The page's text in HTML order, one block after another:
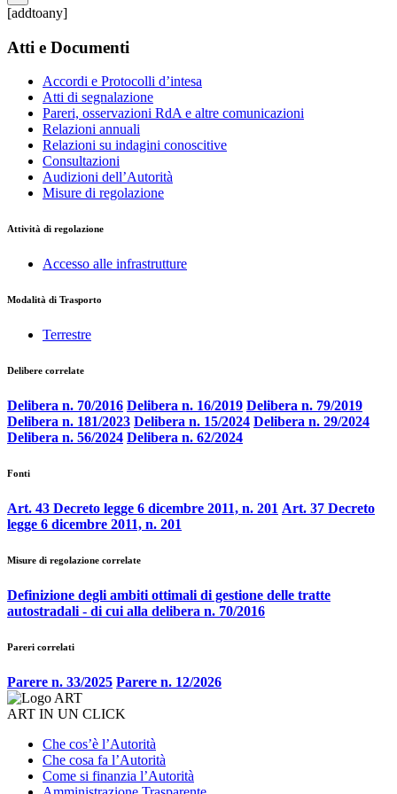
[addtoany]
Atti e Documenti
Accordi e Protocolli d’intesa
Atti di segnalazione
Pareri, osservazioni RdA e altre comunicazioni
Relazioni annuali
Relazioni su indagini conoscitive
Consultazioni
Audizioni dell’Autorità
Misure di regolazione
Attività di regolazione
Accesso alle infrastrutture
Modalità di Trasporto
Terrestre
Delibere correlate
Delibera n. 70/2016 Delibera n. 16/2019 Delibera n. 79/2019
Delibera n. 181/2023 Delibera n. 15/2024 Delibera n. 29/2024
Delibera n. 56/2024 Delibera n. 62/2024
Fonti
Art. 43 Decreto legge 6 dicembre 2011, n. 201 Art. 37 Decreto
legge 6 dicembre 2011, n. 201
Misure di regolazione correlate
Definizione degli ambiti ottimali di gestione delle tratte
autostradali - di cui alla delibera n. 70/2016
Pareri correlati
Parere n. 33/2025 Parere n. 12/2026
ART IN UN CLICK
Che cos’è l’Autorità
Che cosa fa l’Autorità
Come si finanzia l’Autorità